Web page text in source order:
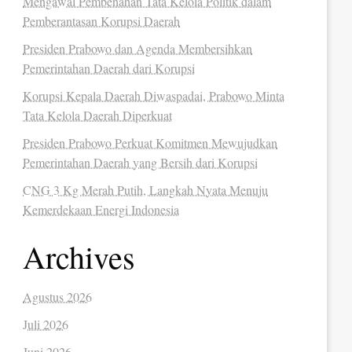
Pemberantasan Korupsi Daerah
Presiden Prabowo dan Agenda Membersihkan
Pemerintahan Daerah dari Korupsi
Korupsi Kepala Daerah Diwaspadai, Prabowo Minta
Tata Kelola Daerah Diperkuat
Presiden Prabowo Perkuat Komitmen Mewujudkan
Pemerintahan Daerah yang Bersih dari Korupsi
CNG 3 Kg Merah Putih, Langkah Nyata Menuju
Kemerdekaan Energi Indonesia
Archives
Agustus 2026
Juli 2026